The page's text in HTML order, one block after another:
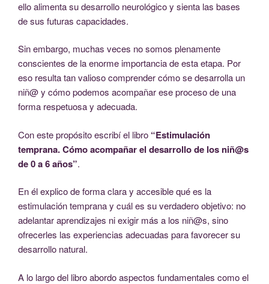
ello alimenta su desarrollo neurológico y sienta las bases
de sus futuras capacidades.
Sin embargo, muchas veces no somos plenamente
conscientes de la enorme importancia de esta etapa. Por
eso resulta tan valioso comprender cómo se desarrolla un
niñ@ y cómo podemos acompañar ese proceso de una
forma respetuosa y adecuada.
Con este propósito escribí el libro “Estimulación
temprana. Cómo acompañar el desarrollo de los niñ@s
de 0 a 6 años”.
En él explico de forma clara y accesible qué es la
estimulación temprana y cuál es su verdadero objetivo: no
adelantar aprendizajes ni exigir más a los niñ@s, sino
ofrecerles las experiencias adecuadas para favorecer su
desarrollo natural.
A lo largo del libro abordo aspectos fundamentales como el